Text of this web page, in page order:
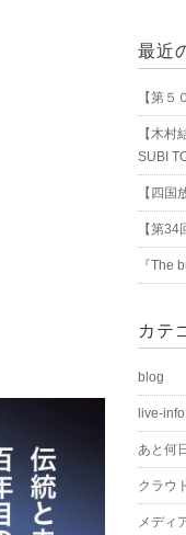
最近
【第
【木
SUBI
【四国
【第34
『The
カテ
blog
live-info
あと何
クラウ
メディ